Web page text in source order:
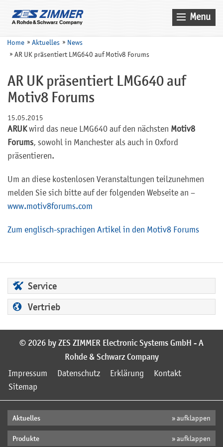
Menu
Home
Aktuelles
Produkte
Anwendungen
Unternehmen
Suche
Service
Vertrieb
Home Aktuelles
News
AR UK präsentiert LMG640 auf Motiv8 Forums
AR UK präsentiert LMG640 auf
Motiv8 Forums
15.05.2015
ARUKwird das neue LMG640 auf den nächsten Motiv8
Forums, sowohl in Manchester als auch in Oxford
präsentieren.
Um an diese kostenlosen Veranstaltungen teilzunehmen
melden Sie sich bitte auf der folgenden Webseite an –
www.motiv8forums.com
Zum englisch-sprachigen Artikel in den Motiv8 Forums
Service
Vertrieb
© 2026 by ZES ZIMMER Electronic Systems GmbH - A
Rohde & Schwarz Company
Impressum
Datenschutz Erklärung
Kontakt
Sitemap
Aktuelles » aufklappen
Produkte » aufklappen